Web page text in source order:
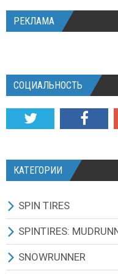
РЕКЛАМА
СОЦИАЛЬНОСТЬ
КАТЕГОРИИ
SPIN TIRES
СКАЧАТЬ ИГРУ
ВСЕ МОДЫ
SPINTIRES:
ВСЕ МОДЫ
SNOWRUNNER